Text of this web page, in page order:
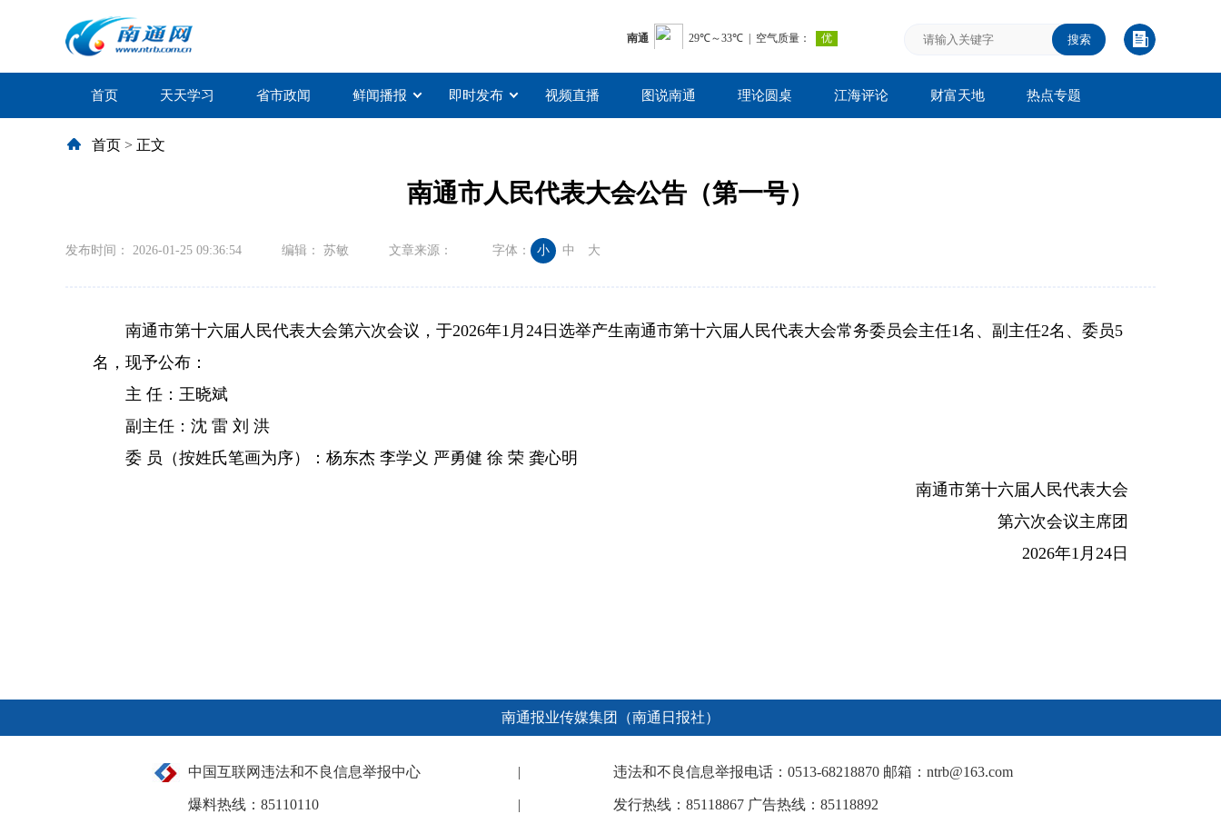
搜索
首页 天天学习 省市政闻 鲜闻播报 即时发布 视频直播 图说南通 理论圆桌 江海评论 财富天地 热点专题
首页 > 正文
南通市人民代表大会公告（第一号）
发布时间： 2026-01-25 09:36:54 编辑： 苏敏 文章来源： 字体： 小 中 大
南通市第十六届人民代表大会第六次会议，于2026年1月24日选举产生南通市第十六届人民代表大会常务委员会主任1名、副主任2名、委员5
名，现予公布：
主 任：王晓斌
副主任：沈 雷 刘 洪
委 员（按姓氏笔画为序）： 杨东杰 李学义 严勇健 徐 荣 龚心明
南通市第十六届人民代表大会
第六次会议主席团
2026年1月24日
南通报业传媒集团（南通日报社）
中国互联网违法和不良信息举报中心 | 违法和不良信息举报电话：0513-68218870 邮箱：ntrb@163.com
爆料热线：85110110 | 发行热线：85118867 广告热线：85118892